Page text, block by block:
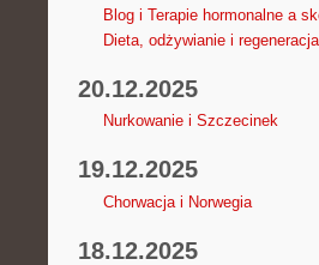
Blog i Terapie hormonalne a
Dieta, odżywianie i
20.12.2025
Nurkowanie i Szczecinek
19.12.2025
Chorwacja i Norwegia
18.12.2025